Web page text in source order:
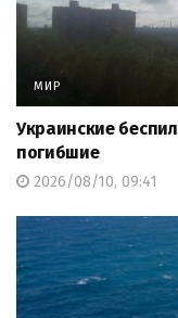
МИР
Украинские
погибшие
2026/08/10, 09:41